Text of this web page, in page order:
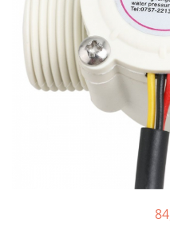
Adaptoare si convertoare
ADC
Audio